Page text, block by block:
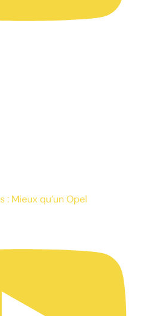
: Mieux qu’un Opel